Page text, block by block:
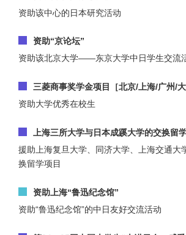
资助该中心的日本研究活动
资助“京论坛”
资助该北京大学——东京大学中日学生交流
三菱商事奖学金项目［北京/上海/广州/大
资助大学优秀在校生
上海三所大学与日本成蹊大学的交换留
援助上海复旦大学、同济大学、上海交通大
换留学项目
资助上海“鲁迅纪念馆”
资助“鲁迅纪念馆”的中日友好交流活动